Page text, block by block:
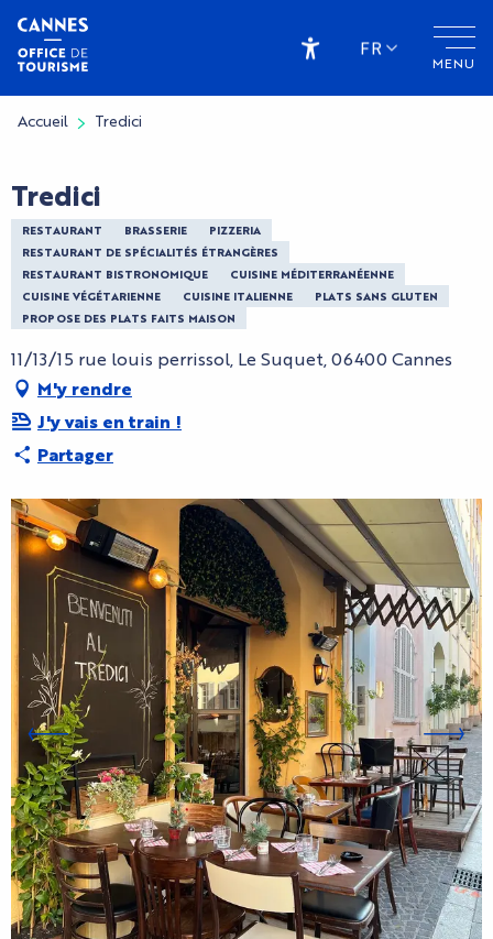
Aller
contenu
principal
MENU
Accessibilité
FR
Accueil Tredici
Tredici
RESTAURANT BRASSERIE
PIZZERIA
RESTAURANT DE SPÉCIALITÉS ÉTRANGÈRES
RESTAURANT BISTRONOMIQUE
CUISINE MÉDITERRANÉENNE
CUISINE VÉGÉTARIENNE
CUISINE ITALIENNE
PLATS SANS GLUTEN
PROPOSE DES PLATS FAITS MAISON
11/13/15 rue louis perrissol, Le Suquet, 06400 Cannes
M'y rendre
J'y vais en train !
Partager